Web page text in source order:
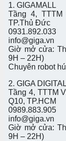
1. GIGAMALL
Tầng 4, TTTM
TP.Thủ Đức
0931.892.033
info@giga.vn
Giờ mở cửa:
9H – 22H)
Chuyên robot
2. GIGA
Tầng 4, TTTM
Q10, TP.HCM
0989.883.905
info@giga.vn
Giờ mở cửa:
9H – 22H)